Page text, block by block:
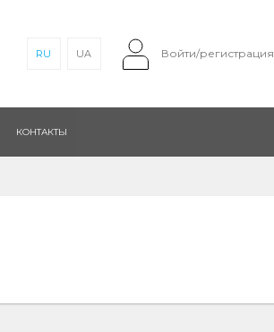
RU UA Войти/регистрация
КОНТАКТЫ